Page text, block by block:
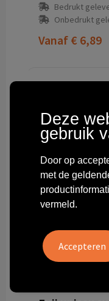
Bedrukt
Onbedrukt
Vanaf € 6,89
Deze
gebruik
Door op
met de
vermeld.